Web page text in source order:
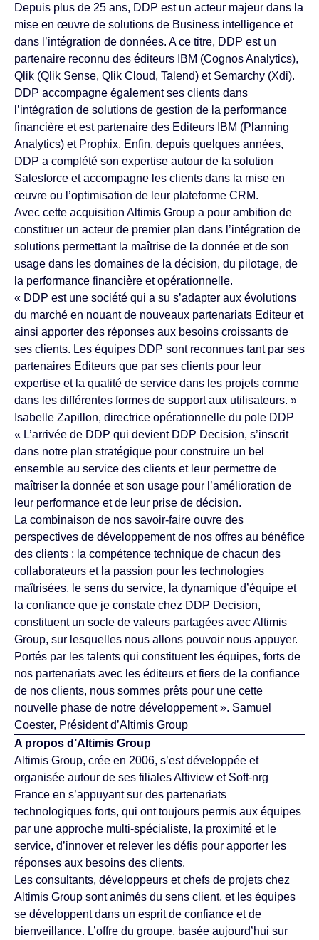
Depuis plus de 25 ans, DDP est un acteur majeur dans la
mise en œuvre de solutions de Business intelligence et
dans l’intégration de données. A ce titre, DDP est un
partenaire reconnu des éditeurs IBM (Cognos Analytics),
Qlik (Qlik Sense, Qlik Cloud, Talend) et Semarchy (Xdi).
DDP accompagne également ses clients dans
l’intégration de solutions de gestion de la performance
financière et est partenaire des Editeurs IBM (Planning
Analytics) et Prophix. Enfin, depuis quelques années,
DDP a complété son expertise autour de la solution
Salesforce et accompagne les clients dans la mise en
œuvre ou l’optimisation de leur plateforme CRM.
Avec cette acquisition Altimis Group a pour ambition de
constituer un acteur de premier plan dans l’intégration de
solutions permettant la maîtrise de la donnée et de son
usage dans les domaines de la décision, du pilotage, de
la performance financière et opérationnelle.
« DDP est une société qui a su s’adapter aux évolutions
du marché en nouant de nouveaux partenariats Editeur et
ainsi apporter des réponses aux besoins croissants de
ses clients. Les équipes DDP sont reconnues tant par ses
partenaires Editeurs que par ses clients pour leur
expertise et la qualité de service dans les projets comme
dans les différentes formes de support aux utilisateurs. »
Isabelle Zapillon, directrice opérationnelle du pole DDP
« L’arrivée de DDP qui devient DDP Decision, s’inscrit
dans notre plan stratégique pour construire un bel
ensemble au service des clients et leur permettre de
maîtriser la donnée et son usage pour l’amélioration de
leur performance et de leur prise de décision.
La combinaison de nos savoir-faire ouvre des
perspectives de développement de nos offres au bénéfice
des clients ; la compétence technique de chacun des
collaborateurs et la passion pour les technologies
maîtrisées, le sens du service, la dynamique d’équipe et
la confiance que je constate chez DDP Decision,
constituent un socle de valeurs partagées avec Altimis
Group, sur lesquelles nous allons pouvoir nous appuyer.
Portés par les talents qui constituent les équipes, forts de
nos partenariats avec les éditeurs et fiers de la confiance
de nos clients, nous sommes prêts pour une cette
nouvelle phase de notre développement ». Samuel
Coester, Président d’Altimis Group
A propos d’Altimis Group
Altimis Group, crée en 2006, s’est développée et
organisée autour de ses filiales Altiview et Soft-nrg
France en s’appuyant sur des partenariats
technologiques forts, qui ont toujours permis aux équipes
par une approche multi-spécialiste, la proximité et le
service, d’innover et relever les défis pour apporter les
réponses aux besoins des clients.
Les consultants, développeurs et chefs de projets chez
Altimis Group sont animés du sens client, et les équipes
se développent dans un esprit de confiance et de
bienveillance. L’offre du groupe, basée aujourd’hui sur